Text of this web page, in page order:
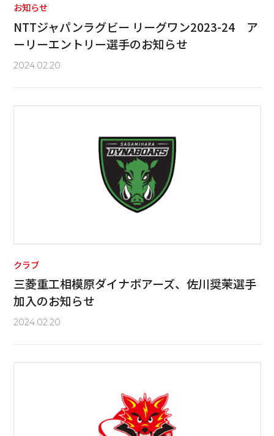
お知らせ
NTTジャパンラグビー リーグワン2023-24 ア
ーリーエントリー選手のお知らせ
2024.02.20
クラブ
三菱重工相模原ダイナボアーズ、佐川奨茉選手
加入のお知らせ
2024.02.20